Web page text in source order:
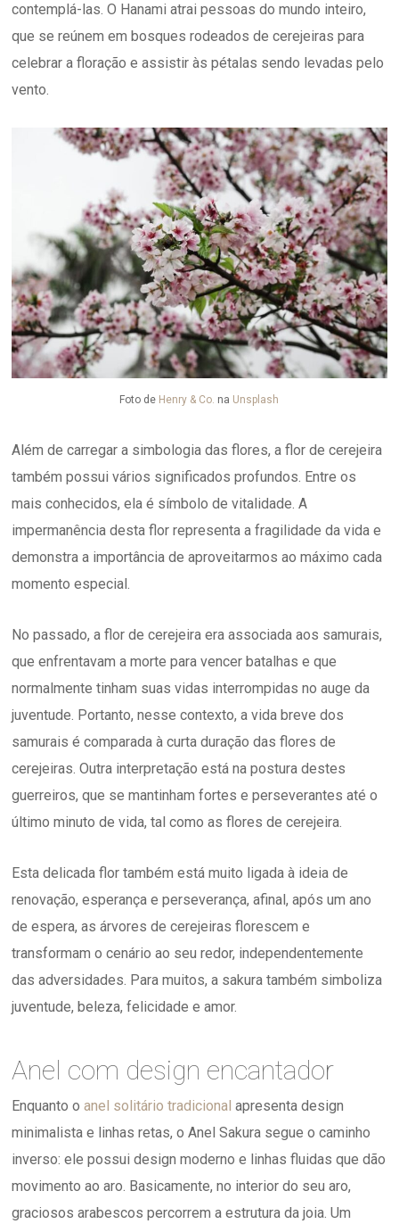
contemplá-las. O Hanami atrai pessoas do mundo inteiro,
que se reúnem em bosques rodeados de cerejeiras para
celebrar a floração e assistir às pétalas sendo levadas pelo
vento.
Foto de Henry & Co. na Unsplash
Além de carregar a simbologia das flores, a flor de cerejeira
também possui vários significados profundos. Entre os
mais conhecidos, ela é símbolo de vitalidade. A
impermanência desta flor representa a fragilidade da vida e
demonstra a importância de aproveitarmos ao máximo cada
momento especial.
No passado, a flor de cerejeira era associada aos samurais,
que enfrentavam a morte para vencer batalhas e que
normalmente tinham suas vidas interrompidas no auge da
juventude. Portanto, nesse contexto, a vida breve dos
samurais é comparada à curta duração das flores de
cerejeiras. Outra interpretação está na postura destes
guerreiros, que se mantinham fortes e perseverantes até o
último minuto de vida, tal como as flores de cerejeira.
Esta delicada flor também está muito ligada à ideia de
renovação, esperança e perseverança, afinal, após um ano
de espera, as árvores de cerejeiras florescem e
transformam o cenário ao seu redor, independentemente
das adversidades. Para muitos, a sakura também simboliza
juventude, beleza, felicidade e amor.
Anel com design encantador
Enquanto oanel solitário tradicional apresenta design
minimalista e linhas retas, o Anel Sakura segue o caminho
inverso: ele possui design moderno e linhas fluidas que dão
movimento ao aro. Basicamente, no interior do seu aro,
graciosos arabescos percorrem a estrutura da joia. Um